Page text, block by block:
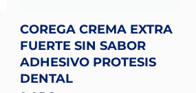
COREGA CREMA EXTRA
FUERTE SIN SABOR
ADHESIVO PROTESIS
DENTAL